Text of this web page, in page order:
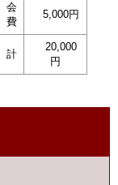
会
費
5,000円
計
20,000
円